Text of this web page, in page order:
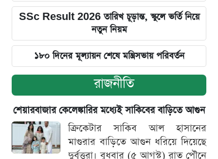
SSc Result 2026 তারিখ চূড়ান্ত, স্কুলে ভর্তি নিয়ে
নতুন নিয়ম
১৮০ দিনের মূল্যায়ন শেষে মন্ত্রিসভায় পরিবর্তন
রাজনীতি
শেয়ারবাজার কেলেঙ্কারির মধ্যেই সাকিবের বাড়িতে আগুন
ক্রিকেটার সাকিব আল হাসানের
মাগুরার বাড়িতে আগুন ধরিয়ে দিয়েছে
দুর্বৃত্তরা। বুধবার (৫ আগস্ট) রাত পৌনে